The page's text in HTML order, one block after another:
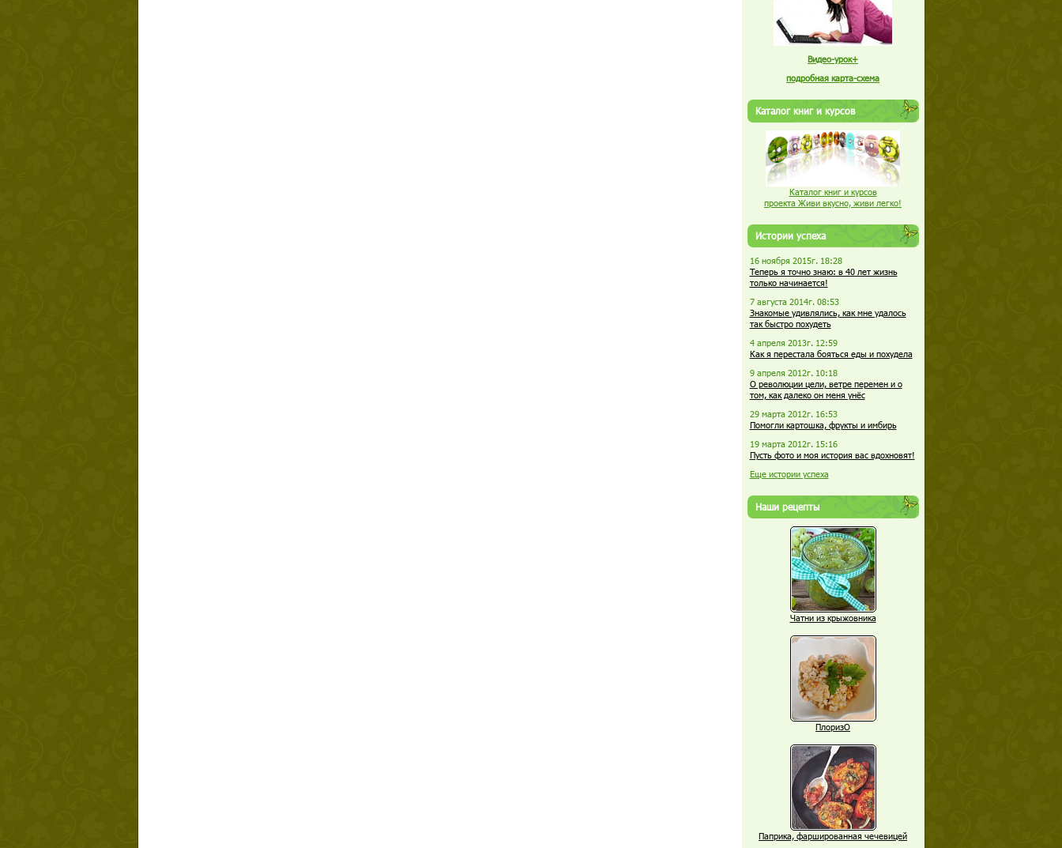
Видео-урок+
подробная карта-схема
Каталог книг и курсов
Каталог книг и курсов
проекта Живи вкусно, живи легко!
Истории успеха
16 ноября 2015г. 18:28
Теперь я точно знаю: в 40 лет жизнь
только начинается!
7 августа 2014г. 08:53
Знакомые удивлялись, как мне удалось
так быстро похудеть
4 апреля 2013г. 12:59
Как я перестала бояться еды и похудела
9 апреля 2012г. 10:18
О революции цели, ветре перемен и о
том, как далеко он меня унёс
29 марта 2012г. 16:53
Помогли картошка, фрукты и имбирь
19 марта 2012г. 15:16
Пусть фото и моя история вас вдохновят!
Еще истории успеха
Наши рецепты
Чатни из крыжовника
ПлоризО
Паприка, фаршированная чечевицей